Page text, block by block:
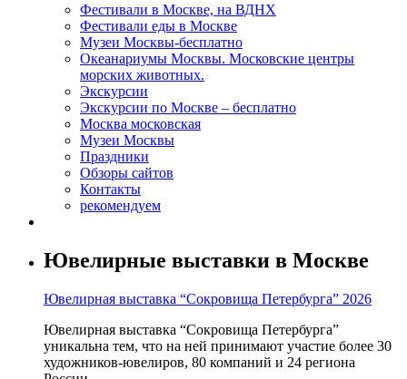
Фестивали в Москве, на ВДНХ
Фестивали еды в Москве
Музеи Москвы-бесплатно
Океанариумы Москвы. Московские центры
морских животных.
Экскурсии
Экскурсии по Москве – бесплатно
Москва московская
Музеи Москвы
Праздники
Обзоры сайтов
Контакты
рекомендуем
Ювелирные выставки в Москве
Ювелирная выставка “Сокровища Петербурга” 2026
Ювелирная выставка “Сокровища Петербурга”
уникальна тем, что на ней принимают участие более 30
художников-ювелиров, 80 компаний и 24 региона